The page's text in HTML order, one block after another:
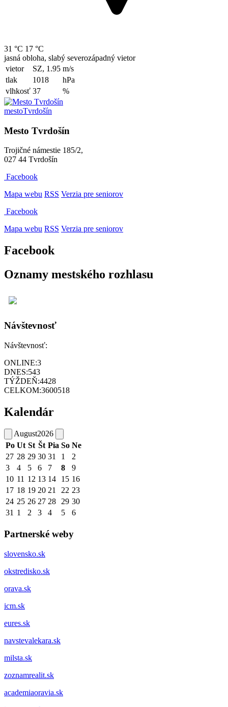
31 °C 17 °C
jasná obloha, slabý severozápadný vietor
vietor
SZ, 1.95 m/s
tlak
1018
hPa
vlhkosť 37 %
mestoTvrdošín
Mesto Tvrdošín
Trojičné námestie 185/2,
027 44 Tvrdošín
Facebook
Mapa webu RSS Verzia pre seniorov
Facebook
Mapa webu RSS Verzia pre seniorov
Facebook
Oznamy mestského rozhlasu
Návštevnosť
Návštevnosť:
ONLINE:3
DNES:543
TÝŽDEŇ:4428
CELKOM:3600518
Kalendár
August2026
Po Ut St Št Pia So Ne
27 28 29 30 31 1
2
3
4 5 6 7 8
9
10 11 12 13 14 15 16
17 18 19 20 21 22 23
24 25 26 27 28 29 30
31 1 2 3 4 5 6
Partnerské weby
slovensko.sk
okstredisko.sk
orava.sk
icm.sk
eures.sk
navstevalekara.sk
milsta.sk
zoznamrealit.sk
academiaoravia.sk